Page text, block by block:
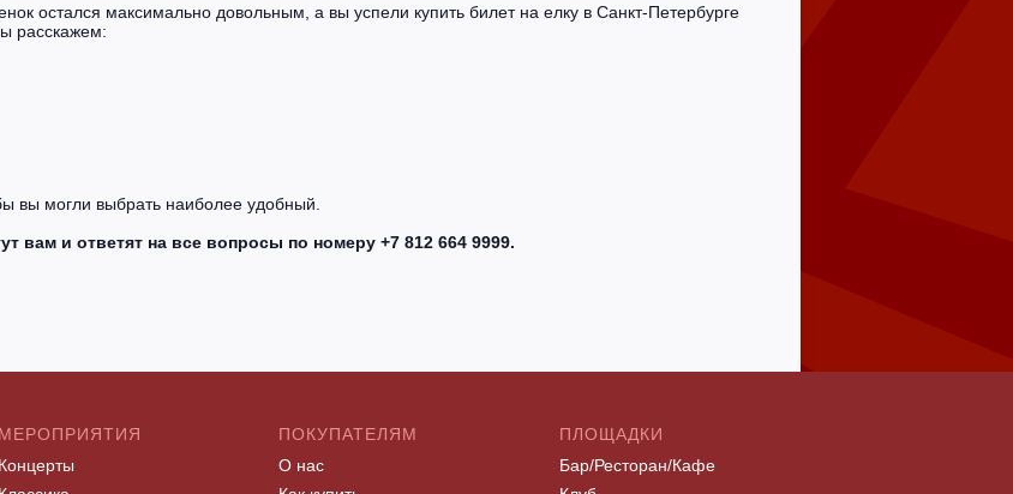
остался максимально довольным, а вы успели купить билет на елку в Санкт-Петербурге
расскажем:
вы могли выбрать наиболее удобный.
вам и ответят на все вопросы по номеру +7 812 664 9999.
МЕРОПРИЯТИЯ
Концерты
ПОКУПАТЕЛЯМ
О нас
ПЛОЩАДКИ
Бар/Ресторан/Кафе